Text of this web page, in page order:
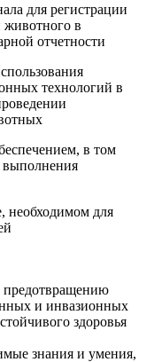
для регистрации
в
отчетности
технологий в
в том
выполнения
необходимом для
предотвращению
и инвазионных
здоровья
знания и умения,